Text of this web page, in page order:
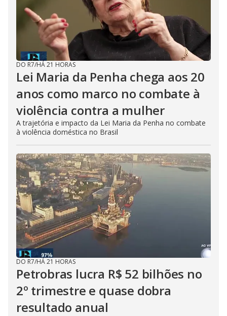
DO R7/HÁ 21 HORAS
Lei Maria da Penha chega aos 20
anos como marco no combate à
violência contra a mulher
A trajetória e impacto da Lei Maria da Penha no combate
à violência doméstica no Brasil
DO R7/HÁ 21 HORAS
Petrobras lucra R$ 52 bilhões no
2º trimestre e quase dobra
resultado anual